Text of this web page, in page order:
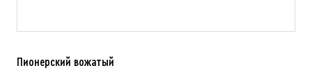
Пионерский вожатый